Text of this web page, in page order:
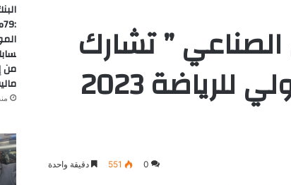
” تشارك
بالمعرض التجاري الدولي للرياضة 2023
0
551 دقيقة واحدة
من
منذ 3